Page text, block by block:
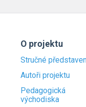
O projektu
Stručné
Autoři projektu
Pedagogická
východiska